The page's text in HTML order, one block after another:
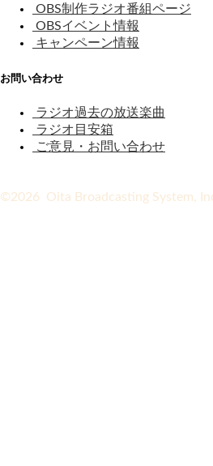
OBS制作ラジオ番組ページ
OBSイベント情報
キャンペーン情報
お問い合わせ
ラジオ過去の放送楽曲
ラジオ目安箱
ご意見・お問い合わせ
©2026 Oita Broadcasting System,